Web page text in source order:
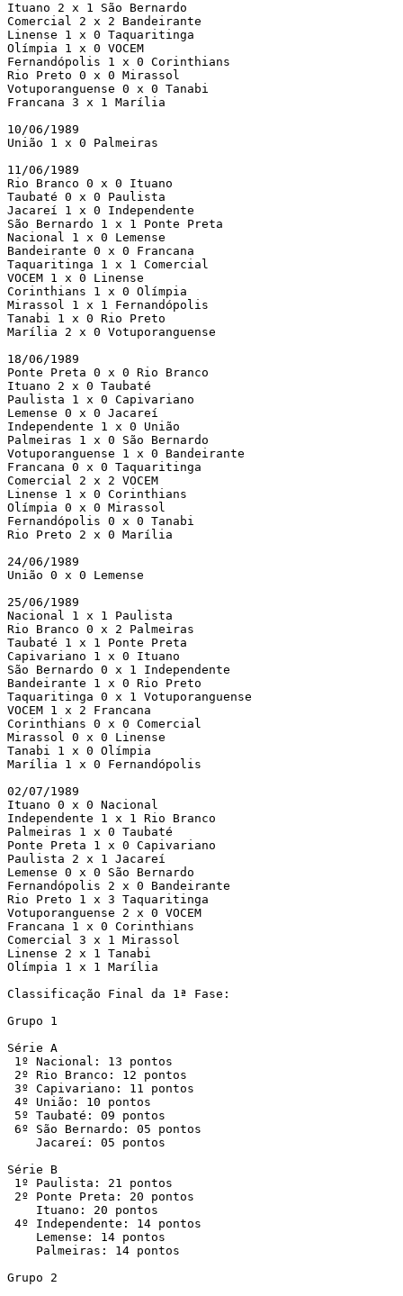
Ituano 2 x 1 São Bernardo
Comercial 2 x 2 Bandeirante
Linense 1 x 0 Taquaritinga
Olímpia 1 x 0 VOCEM
Fernandópolis 1 x 0 Corinthians
Rio Preto 0 x 0 Mirassol
Votuporanguense 0 x 0 Tanabi
Francana 3 x 1 Marília
10/06/1989
União 1 x 0 Palmeiras
11/06/1989
Rio Branco 0 x 0 Ituano
Taubaté 0 x 0 Paulista
Jacareí 1 x 0 Independente
São Bernardo 1 x 1 Ponte Preta
Nacional 1 x 0 Lemense
Bandeirante 0 x 0 Francana
Taquaritinga 1 x 1 Comercial
VOCEM 1 x 0 Linense
Corinthians 1 x 0 Olímpia
Mirassol 1 x 1 Fernandópolis
Tanabi 1 x 0 Rio Preto
Marília 2 x 0 Votuporanguense
18/06/1989
Ponte Preta 0 x 0 Rio Branco
Ituano 2 x 0 Taubaté
Paulista 1 x 0 Capivariano
Lemense 0 x 0 Jacareí
Independente 1 x 0 União
Palmeiras 1 x 0 São Bernardo
Votuporanguense 1 x 0 Bandeirante
Francana 0 x 0 Taquaritinga
Comercial 2 x 2 VOCEM
Linense 1 x 0 Corinthians
Olímpia 0 x 0 Mirassol
Fernandópolis 0 x 0 Tanabi
Rio Preto 2 x 0 Marília
24/06/1989
União 0 x 0 Lemense
25/06/1989
Nacional 1 x 1 Paulista
Rio Branco 0 x 2 Palmeiras
Taubaté 1 x 1 Ponte Preta
Capivariano 1 x 0 Ituano
São Bernardo 0 x 1 Independente
Bandeirante 1 x 0 Rio Preto
Taquaritinga 0 x 1 Votuporanguense
VOCEM 1 x 2 Francana
Corinthians 0 x 0 Comercial
Mirassol 0 x 0 Linense
Tanabi 1 x 0 Olímpia
Marília 1 x 0 Fernandópolis
02/07/1989
Ituano 0 x 0 Nacional
Independente 1 x 1 Rio Branco
Palmeiras 1 x 0 Taubaté
Ponte Preta 1 x 0 Capivariano
Paulista 2 x 1 Jacareí
Lemense 0 x 0 São Bernardo
Fernandópolis 2 x 0 Bandeirante
Rio Preto 1 x 3 Taquaritinga
Votuporanguense 2 x 0 VOCEM
Francana 1 x 0 Corinthians
Comercial 3 x 1 Mirassol
Linense 2 x 1 Tanabi
Olímpia 1 x 1 Marília
Classificação Final da 1ª Fase:
Grupo 1
Série A
1º Nacional: 13 pontos
2º Rio Branco: 12 pontos
3º Capivariano: 11 pontos
4º União: 10 pontos
5º Taubaté: 09 pontos
6º São Bernardo: 05 pontos
    Jacareí: 05 pontos
Série B
1º Paulista: 21 pontos
2º Ponte Preta: 20 pontos
    Ituano: 20 pontos
4º Independente: 14 pontos
    Lemense: 14 pontos
    Palmeiras: 14 pontos
Grupo 2